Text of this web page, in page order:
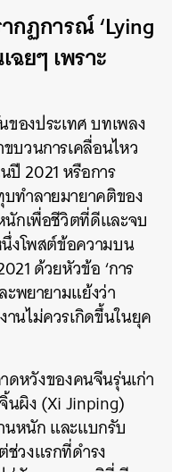
กฏการณ์ ‘Lying
ฉยๆ เพราะ
องประเทศ บทเพลง
บวนการเคลื่อนไหว
ปี 2021 หรือการ
ทำลายมายาคติของ
นักเพื่อชีวิตที่ดีและจบ
งโพสต์ข้อความบน
ด้วยหัวข้อ ‘การ
ะพยายามแย้งว่า
านไม่ควรเกิดขึ้นในยุค
หวังของคนจีนรุ่นเก่า
นผิง (Xi Jinping)
นหนัก และแบกรับ
วงแรกที่ดำรง